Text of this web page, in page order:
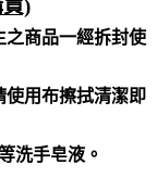
)
之商品一經拆封使
使用布擦拭清潔即
洗手皂液。